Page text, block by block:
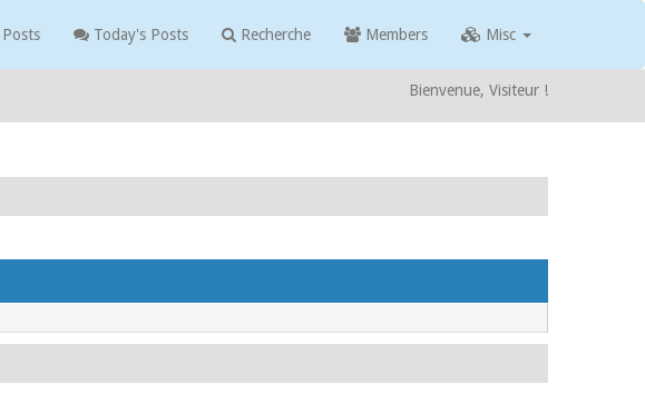
Today's Posts Recherche Members Misc
Bienvenue, Visiteur !